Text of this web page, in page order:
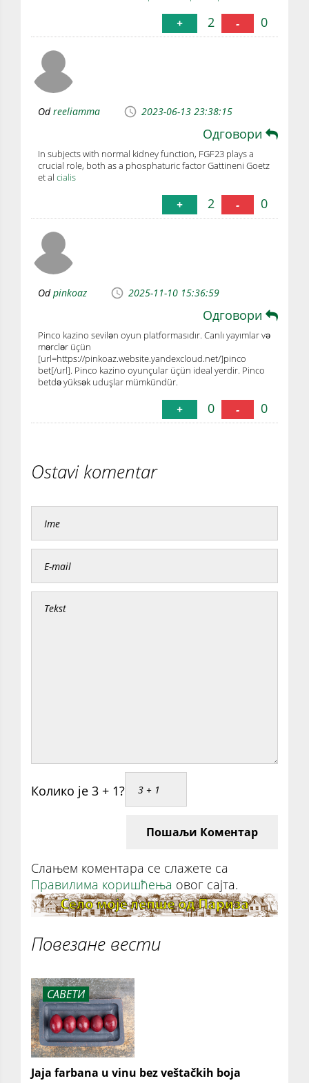
+ 2 - 0
Odreeliamma 2023-06-13 23:38:15
Одговори
In subjects with normal kidney function, FGF23 plays a
crucial role, both as a phosphaturic factor Gattineni Goetz
et al cialis
+ 2 - 0
Odpinkoaz 2025-11-10 15:36:59
Одговори
Pinco kazino sevilən oyun platformasıdır. Canlı yayımlar və
mərclər üçün
[url=https://pinkoaz.website.yandexcloud.net/]pinco
bet[/url]. Pinco kazino oyunçular üçün ideal yerdir. Pinco
betdə yüksək uduşlar mümkündür.
+ 0 - 0
Ostavi komentar
Колико је 3 + 1?
Пошаљи Коментар
Слањем коментара се слажете са
Правилима коришћења овог сајта.
Повезане вести
САВЕТИ
Jaja farbana u vinu bez veštačkih boja